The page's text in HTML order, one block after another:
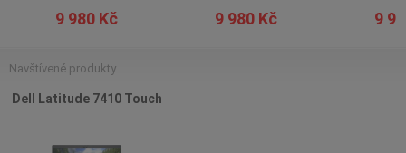
9 980 Kč 9 980 Kč 9
Navštívené produkty
Dell Latitude 7410 Touch